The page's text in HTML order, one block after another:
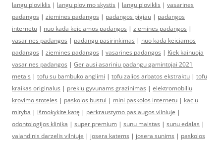
langu ploviklis | langu plovimo skystis | langu ploviklis | vasarines
padangos | ziemines padangos | padangos pigiau | padangos
internetu | nuo kada keiciamos padangos | ziemines padangos |
vasarines padangos | padangu pasirinkimas | nuo kada keiciamos
padangos | ziemines padangos | vasarines padangos | Kiek kainuoja
vasarines padangos | Geriausi asariniu padangu gamintojai 2021
metais | tofu su bambuko anglimi | tofu zalios arbatos ekstraktu | tofu
kraikas originalus | prekiu gyvunams grazinimas | elektromobiliu
krovimo stoteles | paskolos bustui | mini paskolos internetu | kaciu
mityba | išmokykite katę | perkraustymo paslaugos vilniuje |
odontologijos klinika | super premium | sunu maistas | sunu edalas |
valandinis darzelis vilniuje | josera katems | josera sunims | paskolos